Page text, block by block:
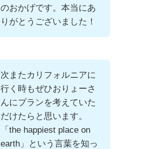
のおかげです。本当にあ
りがとうございました！
次またカリフォルニアに
行く時もぜひおりょーさ
んにプランを考えていた
だけたらと思います。
「the happiest place on
earth」という言葉を知っ